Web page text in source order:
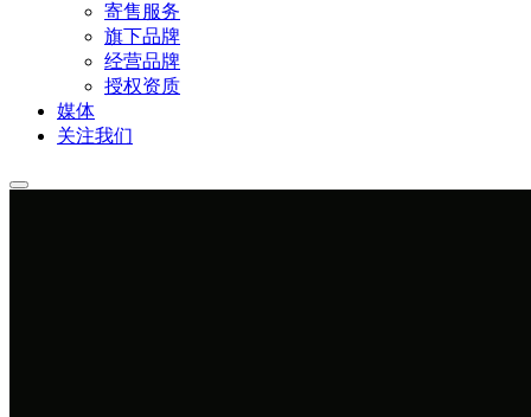
寄售服务
旗下品牌
经营品牌
授权资质
媒体
关注我们